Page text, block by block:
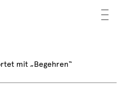
—
—
—
mit „Begehren“